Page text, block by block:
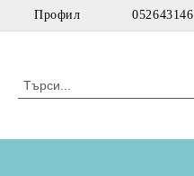
Профил 052643146